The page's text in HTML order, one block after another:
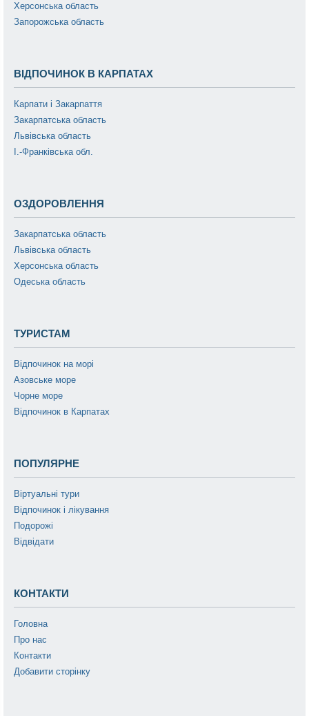
Херсонська область
Запорожська область
ВІДПОЧИНОК В КАРПАТАХ
Карпати і Закарпаття
Закарпатська область
Львівська область
І.-Франківська обл.
ОЗДОРОВЛЕННЯ
Закарпатська область
Львівська область
Херсонська область
Одеська область
ТУРИСТАМ
Відпочинок на морі
Азовське море
Чорне море
Відпочинок в Карпатах
ПОПУЛЯРНЕ
Віртуальні тури
Відпочинок і лікування
Подорожі
Відвідати
КОНТАКТИ
Головна
Про нас
Контакти
Добавити сторінку